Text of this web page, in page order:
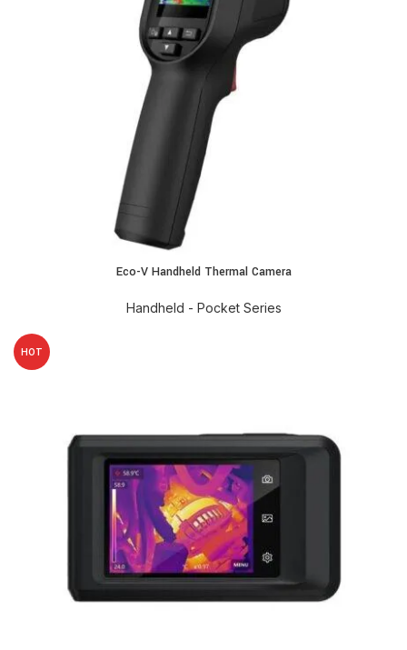
Eco-V Handheld Thermal Camera
Handheld - Pocket Series
HOT